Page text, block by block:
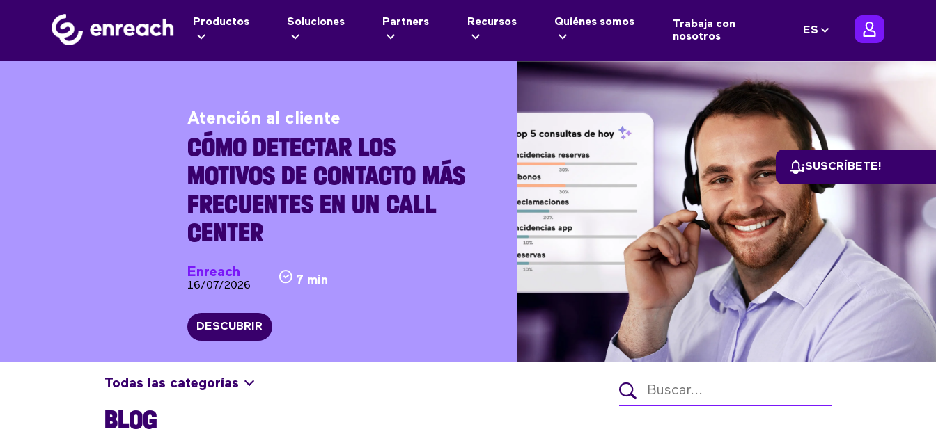
Productos Soluciones Partners Recursos Quiénes somos
Trabaja con
nosotros
ES
Atención al cliente
CÓMO DETECTAR LOS
MOTIVOS DE CONTACTO MÁS
FRECUENTES EN UN CALL
CENTER
Enreach
16/07/2026 7 min
DESCUBRIR
Todas las categorías
BLOG
¡SUSCRÍBETE!